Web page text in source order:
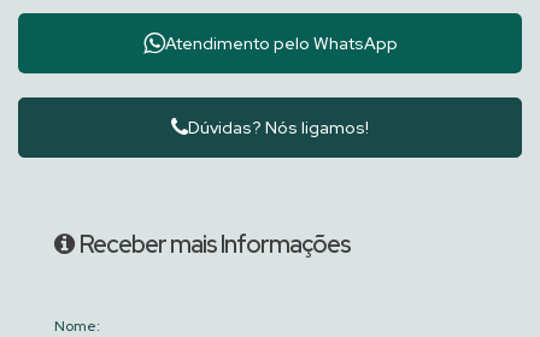
Atendimento pelo WhatsApp
Dúvidas? Nós ligamos!
Receber mais Informações
Nome: